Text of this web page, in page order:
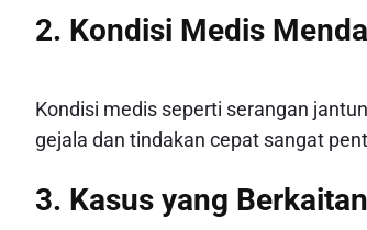
2. Kondisi Medis
Kondisi medis seperti serangan
gejala dan tindakan cepat sangat
3. Kasus yang